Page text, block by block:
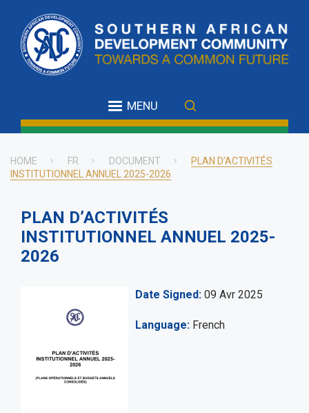
main
content
MENU
Breadcrumb
HOME FR DOCUMENT
PLAN D’ACTIVITÉS
INSTITUTIONNEL ANNUEL 2025-2026
PLAN D’ACTIVITÉS
INSTITUTIONNEL ANNUEL 2025-
2026
Date Signed 09 Avr 2025
Language French